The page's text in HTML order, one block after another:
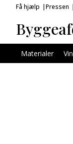
Få hjælp Pressen
Materialer